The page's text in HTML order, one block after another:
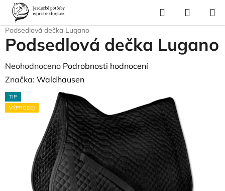
Přejít
obsah
Hledat
KOŠÍK
Domů
Pro koně
Podsedlová dečka Lugano
Podsedlová dečka Lugano
Průměrné
hodnocení
produktu
je
hvězdiček.
Neohodnoceno Podrobnosti hodnocení
Značka: Waldhausen
TIP
VÝPRODEJ